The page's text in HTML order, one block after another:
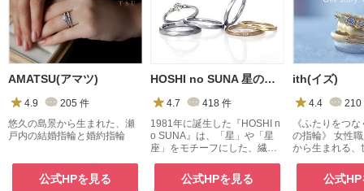
AMATSU(アマツ)
4.9 205 件
悠久の島景から生まれた、瀬
戸内の結婚指輪と婚約指輪
公式HPを見る
HOSHI no SUNA 星の砂(ほしのすな)
4.7 418 件
1981年に誕生した『HOSHI n
o SUNA』は、「星」や「星
座」をモチーフにした、繊細
ザインが特徴のブライダルジ
ュエリーブランドです。
公式HPを見る
ith(イズ)
4.4
210
《ふたりをつ
の指輪》 女性
から生まれる、
公式